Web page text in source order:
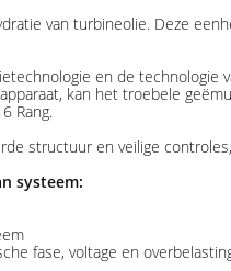
van turbineolie. Deze
en de technologie
kan het troebele
Rang.
structuur en veilige
systeem:
fase, voltage en